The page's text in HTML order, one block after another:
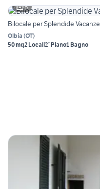
5
Bilocale per Splendide Vacanze
Olbia (OT)
50 mq2 Locali2° Piano1 Bagno